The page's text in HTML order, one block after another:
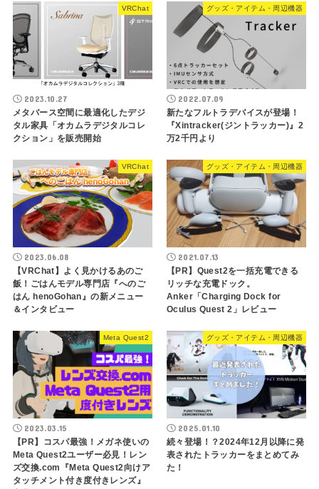
VRChat
2023.10.27
メタバース空間に最適化したデジ
タル家具「オカムラデジタルコレ
クション」を販売開始
グッズ・アイテム・周辺機器
2022.07.09
新たなフルトラデバイスが登場！
『Xintracker(ジントラッカー)』2
万2千円より
VRChat
2023.06.08
【VRChat】よく見かけるあのご
飯！ごはんモデル専門店『へのご
はん henoGohan』の新メニュー
＆インタビュー
グッズ・アイテム・周辺機器
2021.07.13
【PR】Quest2を一括充電できる
リッチな充電ドック。
Anker「Charging Dock for
Oculus Quest 2」レビュー
Meta Quest2
2023.03.15
【PR】コスパ最強！メガネ使いの
Meta Quest2ユーザー必見！レン
ズ交換.com『Meta Quest2向けア
タッチメント付き度付きレンズ』
グッズ・アイテム・周辺機器
2025.01.10
続々登場！？2024年12月以降に発
表されたトラッカーをまとめてみ
た！